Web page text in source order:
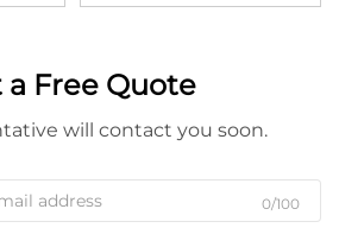
a Free Quote
will contact you soon.
0/100